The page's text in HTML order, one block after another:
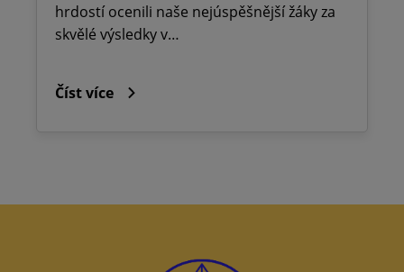
hrdostí ocenili naše nejúspěšnější žáky za
skvělé výsledky v…
Číst více